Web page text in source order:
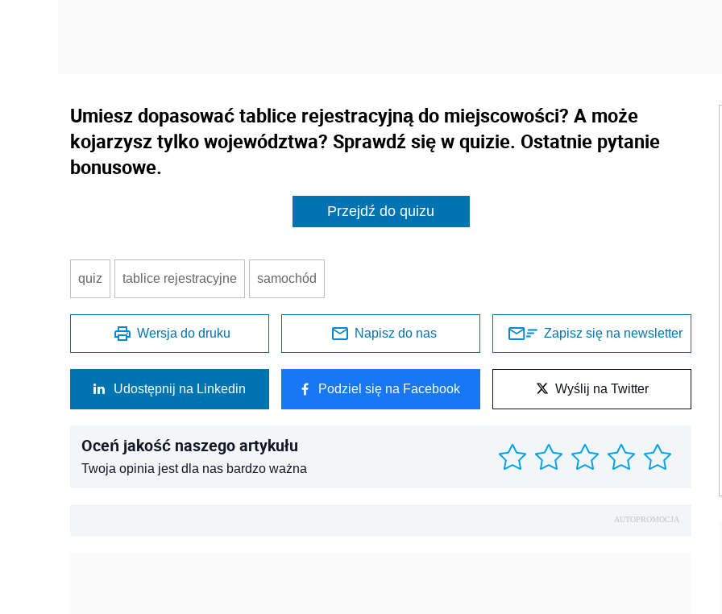
Umiesz dopasować tablice rejestracyjną do miejscowości? A może
kojarzysz tylko województwa? Sprawdź się w quizie. Ostatnie pytanie
bonusowe.
Przejdź do quizu
quiz tablice rejestracyjne samochód
Wersja do druku Napisz do nas Zapisz się na newsletter
Udostępnij na Linkedin Podziel się na Facebook Wyślij na Twitter
Oceń jakość naszego artykułu
Twoja opinia jest dla nas bardzo ważna
AUTOPROMOCJA